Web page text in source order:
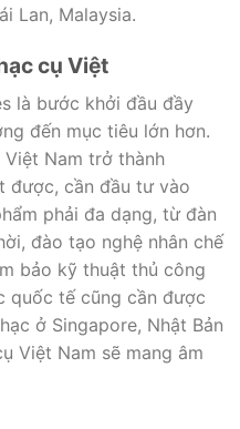
Lan, Malaysia.
cụ Việt
là bước khởi đầu đầy
đến mục tiêu lớn hơn.
Nam trở thành
được, cần đầu tư vào
phải đa dạng, từ đàn
đào tạo nghệ nhân chế
bảo kỹ thuật thủ công
quốc tế cũng cần được
ở Singapore, Nhật Bản
Việt Nam sẽ mang âm